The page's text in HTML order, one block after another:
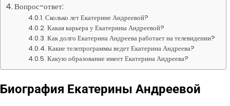
Вопрос-ответ:
Сколько лет Екатерине Андреевой?
Какая карьера у Екатерины Андреевой?
Как долго Екатерина Андреева работает на телевидении?
Какие телепрограммы ведет Екатерина Андреева?
Какую образование имеет Екатерина Андреева?
Биография Екатерины Андреевой